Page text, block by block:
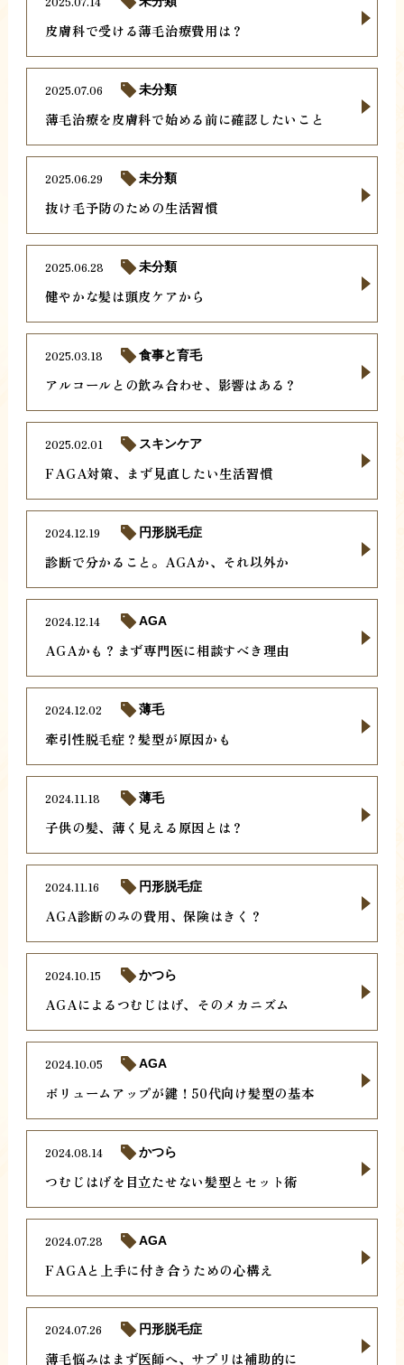
皮膚科で受ける薄毛治療費用は？
薄毛治療を皮膚科で始める前に確認したいこと
2025.07.06 未分類
抜け毛予防のための生活習慣
2025.06.29 未分類
健やかな髪は頭皮ケアから
2025.06.28 未分類
アルコールとの飲み合わせ、影響はある？
2025.03.18 食事と育毛
FAGA対策、まず見直したい生活習慣
2025.02.01 スキンケア
診断で分かること。AGAか、それ以外か
2024.12.19 円形脱毛症
AGAかも？まず専門医に相談すべき理由
2024.12.14 AGA
牽引性脱毛症？髪型が原因かも
2024.12.02 薄毛
子供の髪、薄く見える原因とは？
2024.11.18 薄毛
AGA診断のみの費用、保険はきく？
2024.11.16 円形脱毛症
AGAによるつむじはげ、そのメカニズム
2024.10.15 かつら
ボリュームアップが鍵！50代向け髪型の基本
2024.10.05 AGA
つむじはげを目立たせない髪型とセット術
2024.08.14 かつら
FAGAと上手に付き合うための心構え
2024.07.28 AGA
薄毛悩みはまず医師へ、サプリは補助的に
2024.07.26 円形脱毛症